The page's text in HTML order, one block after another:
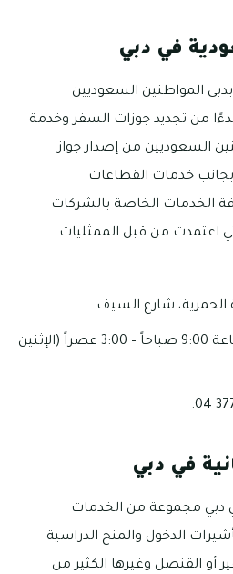
في دبي
المواطنين السعوديين
بدءًا من تجديد جوزات السفر وخدمة
السعوديين من إصدار جواز
بجانب خدمات القطاعات
الخدمات الخاصة بالشركات
اعتمدت من قبل الممثليات
الحمرية، شارع السيف
من الساعة 9:00 صباحاً – 3:00 عصراً (الإثنين
في دبي
دبي مجموعة من الخدمات
الدخول والمنح الدراسية
أو القنصل وغيرها الكثير من